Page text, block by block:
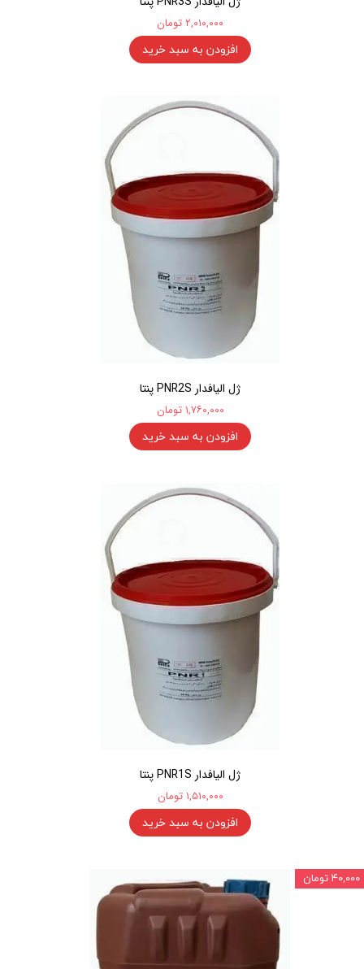
۲,۰۱۰,۰۰۰ تومان
افزودن به سبد خرید
ژل الیافدار PNR2S پنتا
۱,۷۶۰,۰۰۰ تومان
افزودن به سبد خرید
ژل الیافدار PNR1S پنتا
۱,۵۱۰,۰۰۰ تومان
افزودن به سبد خرید
۴۰,۰۰۰ تومان